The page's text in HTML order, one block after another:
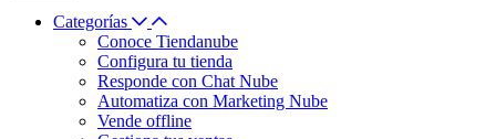
Categorías
Conoce Tiendanube
Configura tu tienda
Responde con Chat Nube
Automatiza con Marketing Nube
Vende offline